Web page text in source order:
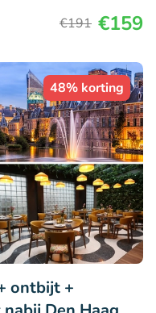
€191 €159
48% korting
ontbijt +